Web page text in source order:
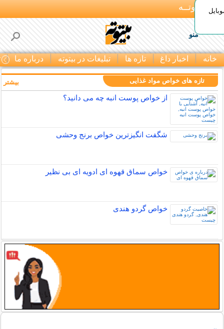
بـیتوتــه
منو
خانه اخبار داغ تازه ها تبلیغات در بیتوته درباره ما
تازه های خواص مواد غذایی
از خواص پوست انبه چه می دانید؟
شگفت انگیزترین خواص برنج وحشی
خواص سماق قهوه ای ادویه ای بی نظیر
خواص گردو هندی
بیشتر